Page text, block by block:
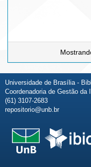
Universidade de Brasília -
Coordenadoria de Gestão da
(61) 3107-2683
repositorio@unb.br